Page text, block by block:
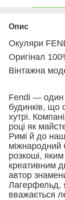
Опис
Окуляри
Оригінал
Вінтажна
Fendi — один
будинків, що
хутрі.
році як
Римі й до
міжнародний
розкоші,
креативним
автор
Лагерфельд,
вважається